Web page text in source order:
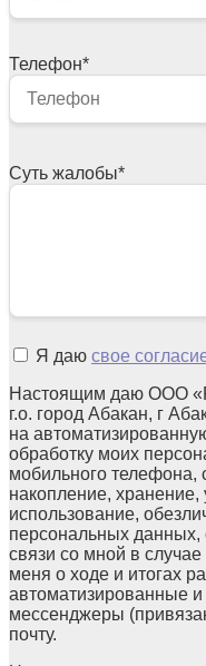
Телефон*
Суть жалобы*
Я даю свое
Настоящим даю ООО
г.о. город Абакан, г
на
обработку моих
мобильного телефона,
накопление,
использование,
персональных
связи со мной в
меня о ходе и итогах
автоматизированные
мессенджеры
почту.